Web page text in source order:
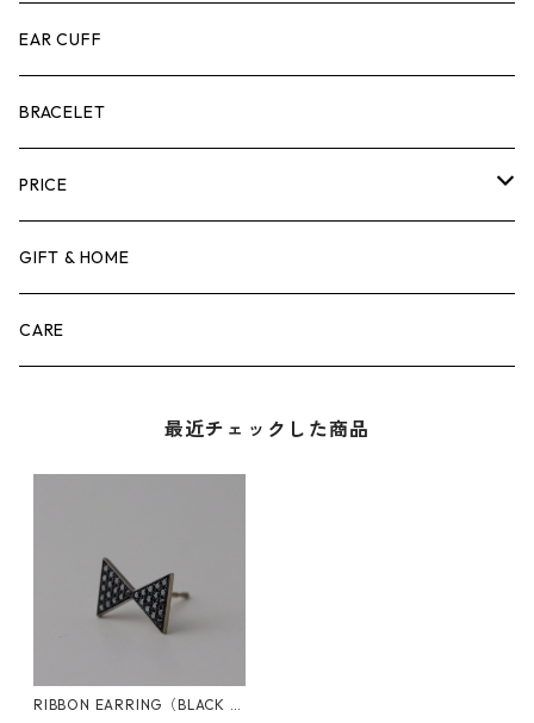
EAR CUFF
BRACELET
PRICE
〜10,000
10,000〜50,000
100,000〜200,000
300,000〜400,000
400,000〜
GIFT & HOME
CARE
最近チェックした商品
RIBBON EARRING（BLACK D